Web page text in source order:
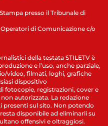
presso il Tribunale di
di Comunicazione c/o
della testata STILETV è
e l’uso, anche parziale,
video, filmati, loghi, grafiche
dispositivo
fotocopie, registrazioni, cover e
autorizzata. La redazione
presenti sul sito. Non potendo
disponibile ad eliminarli su
offensivi e oltraggiosi.